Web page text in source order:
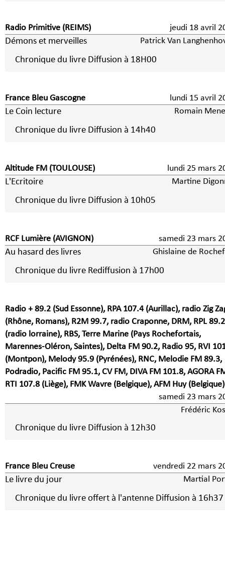
Radio Primitive (REIMS) jeudi 18 avril
Démons et merveilles Patrick Van
Chronique du livre Diffusion à 18H00
France Bleu Gascogne lundi 15 avril
Le Coin lecture Romain
Chronique du livre Diffusion à 14h40
Altitude FM (TOULOUSE) lundi 25 mars
L'Ecritoire Martine
Chronique du livre Diffusion à 10h05
RCF Lumière (AVIGNON) samedi 23 mars
Au hasard des livres Ghislaine de
Chronique du livre Rediffusion à 17h00
Radio + 89.2 (Sud Essonne), RPA 107.4 (Aurillac), radio Zig
(Rhône, Romans), R2M 99.7, radio Craponne, DRM, RPL 89.2
(radio lorraine), RBS, Terre Marine (Pays Rochefortais,
Marennes-Oléron, Saintes), Delta FM 90.2, Radio 95, RVI
(Montpon), Melody 95.9 (Pyrénées), RNC, Melodie FM 89.3,
Podradio, Pacific FM 95.1, CV FM, DIVA FM 101.8, AGORA
RTI 107.8 (Liège), FMK Wavre (Belgique), AFM Huy (Belgique)
samedi 23 mars
Frédéric
Chronique du livre Diffusion à 12h30
France Bleu Creuse vendredi 22 mars
Le livre du jour Martial
Chronique du livre offert à l'antenne Diffusion à 16h37